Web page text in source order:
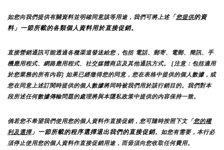
如您向我們提供有關資料並明確同意該等用途，我們可將上述「 您提供的資
料」一節所載的各類個人資料用於直接促銷。
直接營銷通訊可能透過各種渠道發送給您，包括 電話、郵寄、電郵、簡訊、手
機應用程式、網路應用程式、社交媒體商店及其他通訊方式。 [注意：包括適用
於您業務的所有內容] 如果已經徵得您的同意，您在表格中提供的個人數據，或
您在同意上述訂閱時提供的個人數據將同時被我們用於該行銷目的。我們對本
段所述任何數據傳輸問題的處理將與本隱私政策中提供的內容保持一致。
倘若您不希望我們使用您的個人資料作直接促銷，您可隨時按照下文「您的權
利及選擇」一節所載的程序選擇退出我們的直接促銷。如您有需要，本行必
須停止使用您的個人資料作直接促銷用途，而毋須向您收取任何費用。